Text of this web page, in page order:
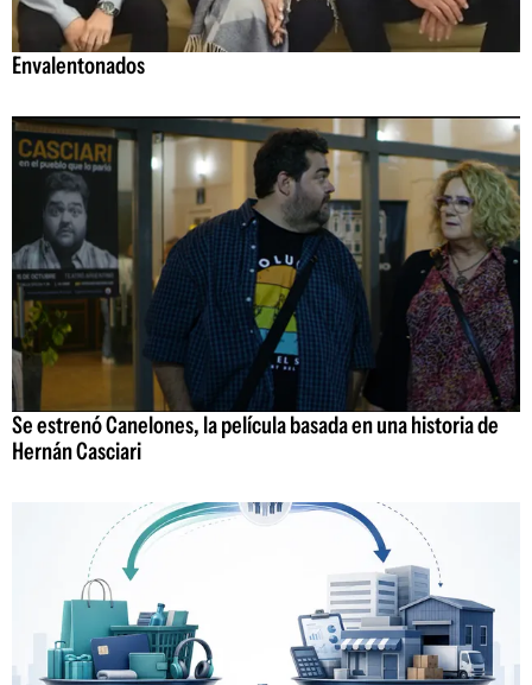
Envalentonados
Se estrenó Canelones, la película basada en una historia de
Hernán Casciari